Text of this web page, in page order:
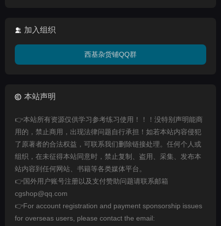
加入组织
西基杂货铺QQ群
本站声明
👉本站所有资源仅供学习参考练习使用！！！没特别声明能商
用的，禁止商用，出现法律问题自行承担！如若本站内容侵犯
了原著者的合法权益，可联系我们删除链接处理。任何个人或
组织，在未征得本站同意时，禁止复制、盗用、采集、发布本
站内容到任何网站、书籍等各类媒体平台。
👉国外用户账号注册以及支付赞助问题请联系邮箱
cgshop@qq.com
👉For account registration and payment sponsorship issues
for overseas users, please contact the email: